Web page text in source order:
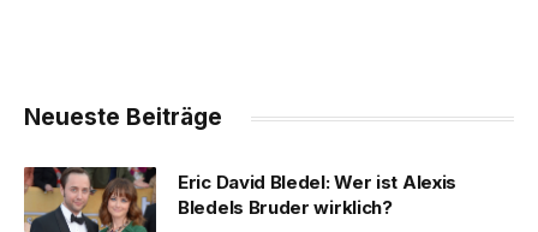
Neueste Beiträge
Eric David Bledel: Wer ist Alexis
Bledels Bruder wirklich?